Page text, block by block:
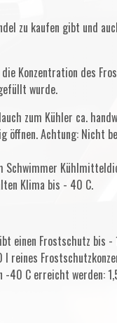
zu kaufen gibt und
Konzentration des
wurde.
zum Kühler ca.
Achtung: Nicht
Schwimmer
Klima bis - 40 C.
einen Frostschutz bis -
reines
40 C erreicht werden: